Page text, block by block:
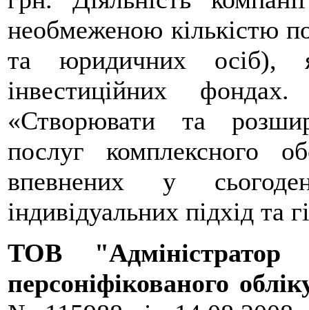
необмеженою кількістю
та юридичних осіб),
інвестиційних
«Створювати та
послуг комплексного
впевнених у
індивідуальних підхід та
ТОВ "Адміністратор
персоніфікованого